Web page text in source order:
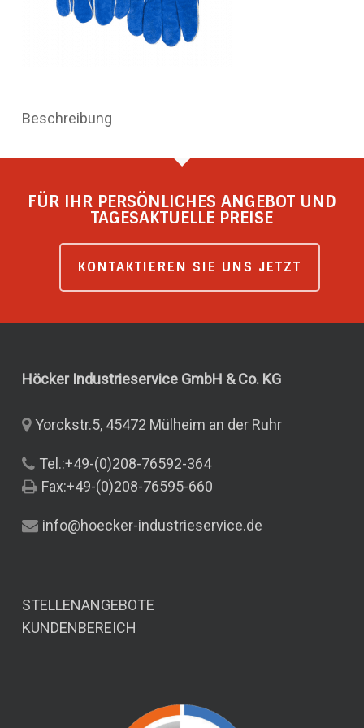
Beschreibung
FÜR IHR PERSÖNLICHES ANGEBOT UND
TAGESAKTUELLE PREISE
KONTAKTIEREN SIE UNS JETZT
Höcker Industrieservice GmbH & Co. KG
Yorckstr.5, 45472 Mülheim an der Ruhr
Tel.:+49-(0)208-76592-364
Fax:+49-(0)208-76595-660
info@hoecker-industrieservice.de
STELLENANGEBOTE
KUNDENBEREICH